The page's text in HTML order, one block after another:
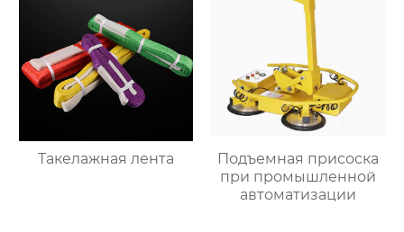
Такелажная лента
Подъемная присоска
при промышленной
автоматизации